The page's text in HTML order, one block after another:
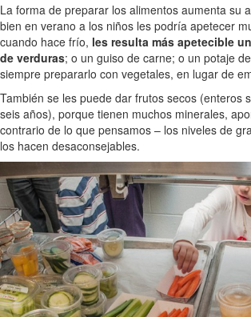
La forma de preparar los alimentos aumenta su
bien en verano a los niños les podría apetecer
cuando hace frío, les resulta más apetecible
de verduras; o un guiso de carne; o un potaje
siempre prepararlo con vegetales, en lugar de
También se les puede dar frutos secos (enteros
seis años), porque tienen muchos minerales,
contrario de lo que pensamos – los niveles de
los hacen desaconsejables.